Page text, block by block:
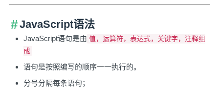
JavaScript语法
JavaScript语句是由 值，运算符，表达式，关键字，注释组
成
语句是按照编写的顺序一一执行的。
分号分隔每条语句；